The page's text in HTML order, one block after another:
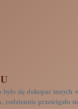
się dokopać innych
prześcigało